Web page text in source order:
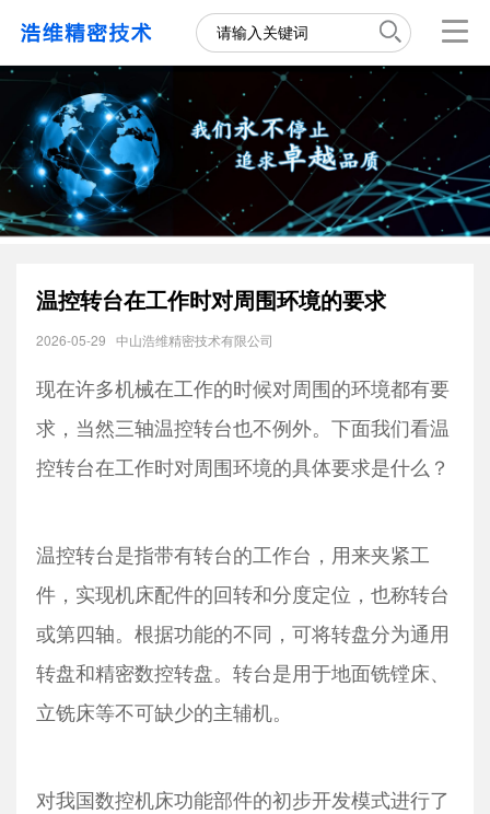
温控转台在工作时对周围环境的要求
2026-05-29 中山浩维精密技术有限公司
现在许多机械在工作的时候对周围的环境都有要
求，当然三轴温控转台也不例外。下面我们看温
控转台在工作时对周围环境的具体要求是什么？
温控转台是指带有转台的工作台，用来夹紧工
件，实现机床配件的回转和分度定位，也称转台
或第四轴。根据功能的不同，可将转盘分为通用
转盘和精密数控转盘。转台是用于地面铣镗床、
立铣床等不可缺少的主辅机。
对我国数控机床功能部件的初步开发模式进行了